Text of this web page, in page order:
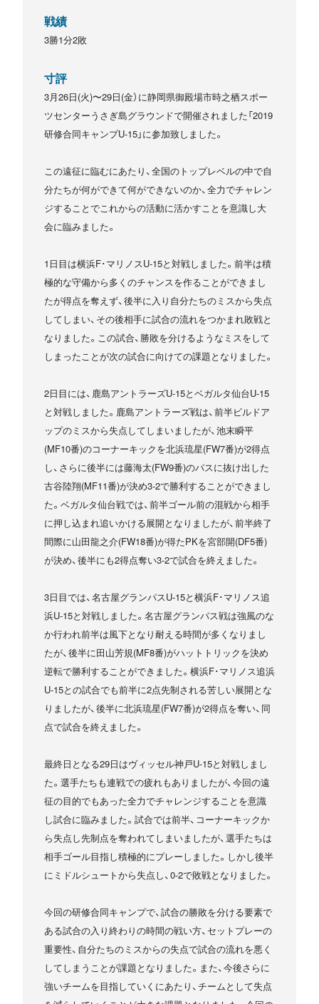
戦績
3勝1分2敗
寸評
3月26日(火)〜29日(金）に静岡県御殿場市時之栖スポー
ツセンターうさぎ島グラウンドで開催されました「2019
研修合同キャンプU-15」に参加致しました。
この遠征に臨むにあたり、全国のトップレベルの中で自
分たちが何ができて何ができないのか、全力でチャレン
ジすることでこれからの活動に活かすことを意識し大
会に臨みました。
1日目は横浜F･マリノスU-15と対戦しました。前半は積
極的な守備から多くのチャンスを作ることができまし
たが得点を奪えず、後半に入り自分たちのミスから失点
してしまい、その後相手に試合の流れをつかまれ敗戦と
なりました。この試合、勝敗を分けるようなミスをして
しまったことが次の試合に向けての課題となりました。
2日目には、鹿島アントラーズU-15とベガルタ仙台U-15
と対戦しました。鹿島アントラーズ戦は、前半ビルドア
ップのミスから失点してしまいましたが、池末瞬平
(MF10番)のコーナーキックを北浜琉星(FW7番)が2得点
し、さらに後半には藤海太(FW9番)のパスに抜け出した
古谷陸翔(MF11番)が決め3-2で勝利することができまし
た。ベガルタ仙台戦では、前半ゴール前の混戦から相手
に押し込まれ追いかける展開となりましたが、前半終了
間際に山田龍之介(FW18番)が得たPKを宮部開(DF5番)
が決め、後半にも2得点奪い3-2で試合を終えました。
3日目では、名古屋グランパスU-15と横浜F･マリノス追
浜U-15と対戦しました。名古屋グランパス戦は強風のな
か行われ前半は風下となり耐える時間が多くなりまし
たが、後半に田山芳規(MF8番)がハットトリックを決め
逆転で勝利することができました。横浜F･マリノス追浜
U-15との試合でも前半に2点先制される苦しい展開とな
りましたが、後半に北浜琉星(FW7番)が2得点を奪い、同
点で試合を終えました。
最終日となる29日はヴィッセル神戸U-15と対戦しまし
た。選手たちも連戦での疲れもありましたが、今回の遠
征の目的でもあった全力でチャレンジすることを意識
し試合に臨みました。試合では前半、コーナーキックか
ら失点し先制点を奪われてしまいましたが、選手たちは
相手ゴール目指し積極的にプレーしました。しかし後半
にミドルシュートから失点し、0-2で敗戦となりました。
今回の研修合同キャンプで、試合の勝敗を分ける要素で
ある試合の入り終わりの時間の戦い方、セットプレーの
重要性、自分たちのミスからの失点で試合の流れを悪く
してしまうことが課題となりました。また、今後さらに
強いチームを目指していくにあたり、チームとして失点